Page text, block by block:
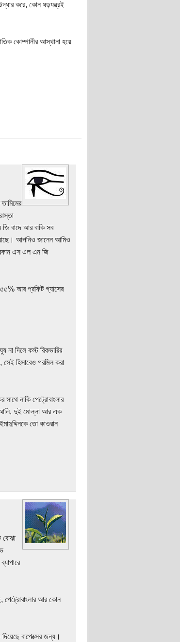
করে, কোন ষড়যন্ত্রই
কোম্পানীর আস্থানা হয়ে
বাদে আর বাকি সব
আছে। আপনিও জানেন আমিও
এস এল এন জি
আর প্রফিট গ্যাসের
দিলে কস্ট রিকভারির
হিসাবেও গরমিল করা
নাকি পেট্রোবাংলার
আলি, দুই মোল্লা আর এক
তো কাওরান
বোঝা
পেট্রোবাংলার আর কোন
বাপেক্সের জন্য।